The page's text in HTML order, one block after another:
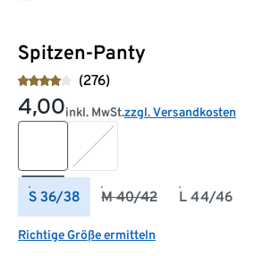
Spitzen-Panty
(276)
4,00inkl. MwSt.zzgl. Versandkosten
S 36/38 M 40/42 L 44/46
Richtige Größe ermitteln